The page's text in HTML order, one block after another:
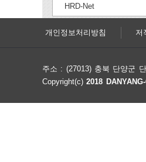
HRD-Net
개인정보처리방침 저
주소 : (27013) 충북 단양군
Copyright(c)2018 DANYANG-